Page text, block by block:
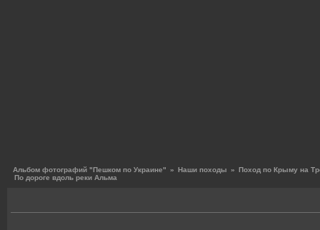
Альбом фотографий "Пешком по Украине" » Наши походы » Поход по Крыму на
По дороге вдоль реки Альма